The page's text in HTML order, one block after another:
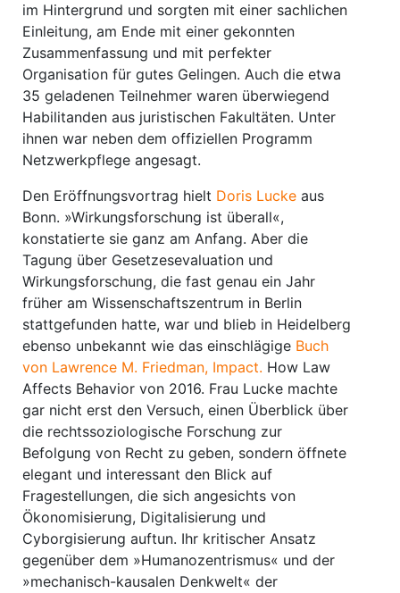
im Hintergrund und sorgten mit einer sachlichen
Einleitung, am Ende mit einer gekonnten
Zusammenfassung und mit perfekter
Organisation für gutes Gelingen. Auch die etwa
35 geladenen Teilnehmer waren überwiegend
Habilitanden aus juristischen Fakultäten. Unter
ihnen war neben dem offiziellen Programm
Netzwerkpflege angesagt.
Den Eröffnungsvortrag hielt Doris Lucke aus
Bonn. »Wirkungsforschung ist überall«,
konstatierte sie ganz am Anfang. Aber die
Tagung über Gesetzesevaluation und
Wirkungsforschung, die fast genau ein Jahr
früher am Wissenschaftszentrum in Berlin
stattgefunden hatte, war und blieb in Heidelberg
ebenso unbekannt wie das einschlägige Buch
von Lawrence M. Friedman, Impact. How Law
Affects Behavior von 2016. Frau Lucke machte
gar nicht erst den Versuch, einen Überblick über
die rechtssoziologische Forschung zur
Befolgung von Recht zu geben, sondern öffnete
elegant und interessant den Blick auf
Fragestellungen, die sich angesichts von
Ökonomisierung, Digitalisierung und
Cyborgisierung auftun. Ihr kritischer Ansatz
gegenüber dem »Humanozentrismus« und der
»mechanisch-kausalen Denkwelt« der